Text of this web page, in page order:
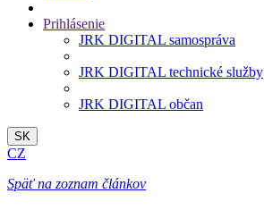
Prihlásenie
JRK DIGITAL samospráva
JRK DIGITAL technické služby
JRK DIGITAL občan
SK
CZ
Späť na zoznam článkov